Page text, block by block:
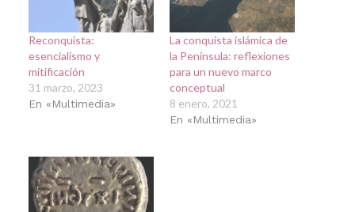
Reconquista:
esencialismo y
mitificación
31 marzo, 2023
En «Multimedia»
La conquista islámica de
la Península: reflexiones
para un nuevo marco
conceptual
8 enero, 2021
En «Multimedia»